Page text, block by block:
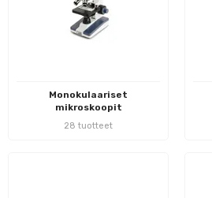
Monokulaariset
mikroskoopit
28 tuotteet